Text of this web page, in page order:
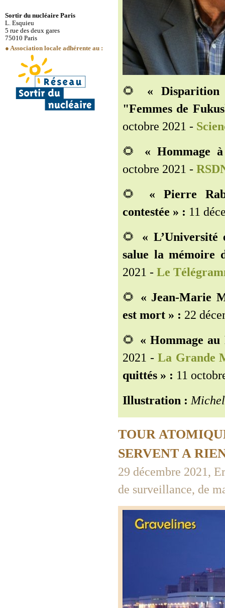
Sortir du nucléaire Paris
L. Esquieu
5 rue des deux gares
75010 Paris
● Association locale adhérente au :
🌻 «
"Femmes de
octobre 2021 -
🌻 « Hommage
octobre 2021 -
🌻 « Pierre
contestée » : 11
🌻 « L’Université
salue la mémoire
2021 - Le
🌻 « Jean-Marie
est mort » : 22
🌻 « Hommage
2021 - La Grande
quittés » : 11
Illustration :
TOUR
SERVENT A
29 décembre 2021,
de surveillance, de